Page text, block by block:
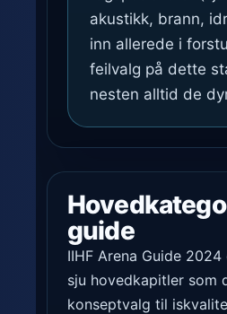
akustikk, brann,
inn allerede i
feilvalg på dette
nesten alltid de
guide
IIHF Arena Guide
sju hovedkapitler som
konseptvalg til